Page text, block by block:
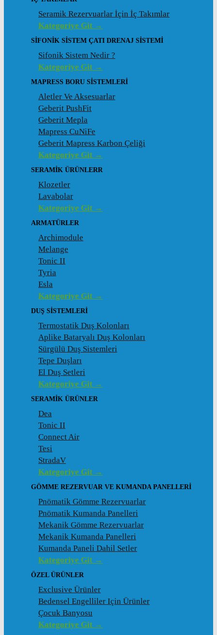
Seramik Rezervuarlar İçin İç Takımlar
Kategoriye Git →
SIFONIK SISTEM ÇATI DRENAJ SISTEMI
Sifonik Sistem Nedir ?
Kategoriye Git →
MAPRESS BORU SISTEMLERI
Aletler Ve Aksesuarlar
Geberit PushFit
Geberit Mepla
Mapress CuNiFe
Geberit Mapress Karbon Çeliği
Kategoriye Git →
SERAMIK ÜRÜNLERR
Klozetler
Lavabolar
Kategoriye Git →
ARMATÜRLER
Archimodule
Melange
Tonic II
Tyria
Esla
Kategoriye Git →
DUŞ SISTEMLERI
Termostatik Duş Kolonları
Aplike Bataryalı Duş Kolonları
Sürgülü Duş Sistemleri
Tepe Duşları
El Duş Setleri
Kategoriye Git →
SERAMIK ÜRÜNLER
Dea
Tonic II
Connect Air
Tesi
StradaV
Kategoriye Git →
GÖMME REZERVUAR VE KUMANDA PANELLERI
Pnömatik Gömme Rezervuarlar
Pnömatik Kumanda Panelleri
Mekanik Gömme Rezervuarlar
Mekanik Kumanda Panelleri
Kumanda Paneli Dahil Setler
Kategoriye Git →
ÖZEL ÜRÜNLER
Exclusive Ürünler
Bedensel Engelliler Için Ürünler
Çocuk Banyosu
Kategoriye Git →